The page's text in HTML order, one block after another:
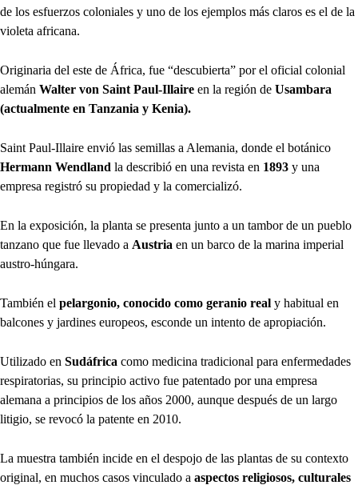
de los esfuerzos coloniales y uno de los ejemplos más claros es el de la
violeta africana.
Originaria del este de África, fue “descubierta” por el oficial colonial
alemán Walter von Saint Paul-Illaire en la región de Usambara
(actualmente en Tanzania y Kenia).
Saint Paul-Illaire envió las semillas a Alemania, donde el botánico
Hermann Wendland la describió en una revista en 1893 y una
empresa registró su propiedad y la comercializó.
En la exposición, la planta se presenta junto a un tambor de un pueblo
tanzano que fue llevado a Austria en un barco de la marina imperial
austro-húngara.
También el pelargonio, conocido como geranio real y habitual en
balcones y jardines europeos, esconde un intento de apropiación.
Utilizado en Sudáfrica como medicina tradicional para enfermedades
respiratorias, su principio activo fue patentado por una empresa
alemana a principios de los años 2000, aunque después de un largo
litigio, se revocó la patente en 2010.
La muestra también incide en el despojo de las plantas de su contexto
original, en muchos casos vinculado a aspectos religiosos, culturales